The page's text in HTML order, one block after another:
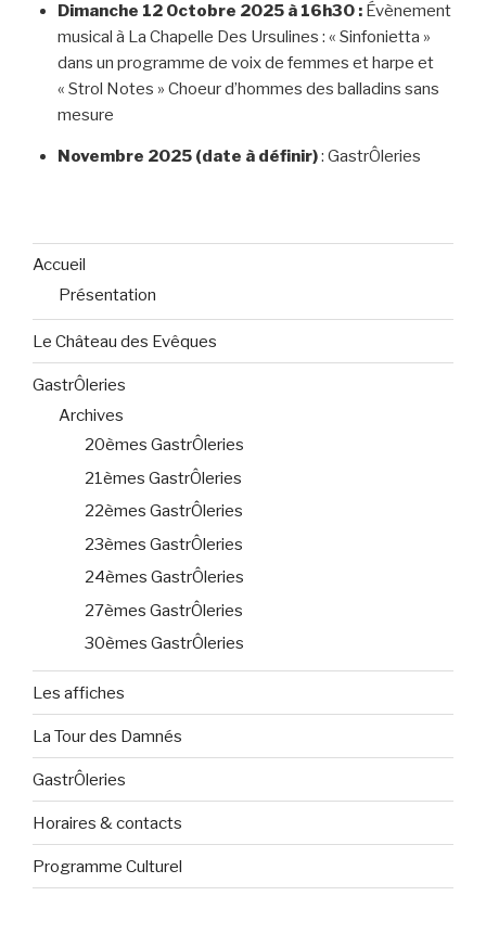
Dimanche 12 Octobre 2025 à 16h30 :Évènement
musical à La Chapelle Des Ursulines : « Sinfonietta »
dans un programme de voix de femmes et harpe et
« Strol Notes » Choeur d’hommes des balladins sans
mesure
Novembre 2025 (date à définir): GastrÔleries
Accueil
Présentation
Le Château des Evêques
GastrÔleries
Archives
20èmes GastrÔleries
21èmes GastrÔleries
22èmes GastrÔleries
23èmes GastrÔleries
24èmes GastrÔleries
27èmes GastrÔleries
30èmes GastrÔleries
Les affiches
La Tour des Damnés
GastrÔleries
Horaires & contacts
Programme Culturel